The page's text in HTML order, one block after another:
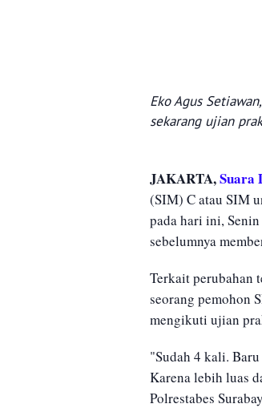
Eko Agus
sekarang ujian
JAKARTA,Suara
(SIM) C atau SIM
pada hari ini,
sebelumnya
Terkait perubahan
seorang pemohon
mengikuti ujian
"Sudah 4 kali.
Karena lebih luas
Polrestabes